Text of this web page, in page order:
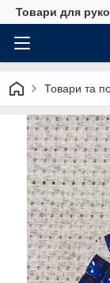
Товари для
Товари та